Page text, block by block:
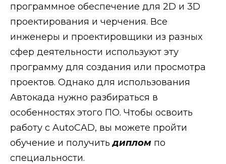
программное обеспечение для 2D и 3D
проектирования и черчения. Все
инженеры и проектировщики из разных
сфер деятельности используют эту
программу для создания или просмотра
проектов. Однако для использования
Автокада нужно разбираться в
особенностях этого ПО. Чтобы освоить
работу с AutoCAD, вы можете пройти
обучение и получитьдиплом по
специальности.